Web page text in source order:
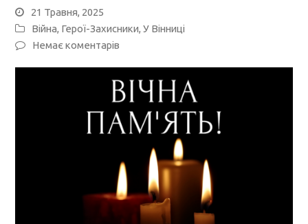
21 Травня, 2025
Війна, Герої-Захисники,У Вінниці
Немає коментарів